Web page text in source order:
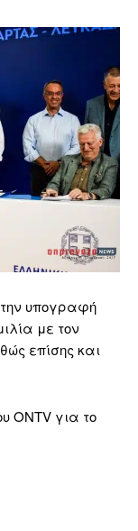
υπογραφή
με τον
επίσης και
ONTV για το